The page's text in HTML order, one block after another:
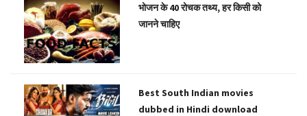
भोजन के 40 रोचक तथ्य, हर किसी को
जानने चाहिए
Best South Indian movies
dubbed in Hindi download